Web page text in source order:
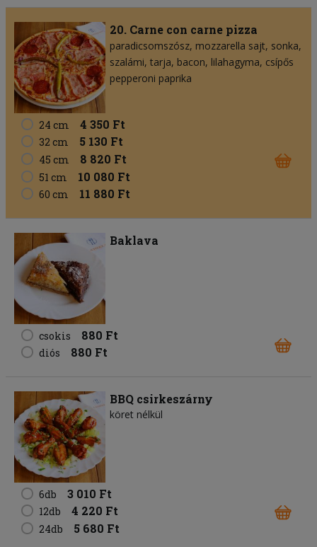
20. Carne con carne pizza
paradicsomszósz mozzarella sajt sonka
szalámi tarja bacon lilahagyma csípős
pepperoni paprika
24 cm 4 350 Ft
32 cm 5 130 Ft
45 cm 8 820 Ft
51 cm 10 080 Ft
60 cm 11 880 Ft
Baklava
csokis 880 Ft
diós 880 Ft
BBQ csirkeszárny
köret nélkül
6db 3 010 Ft
12db 4 220 Ft
24db 5 680 Ft